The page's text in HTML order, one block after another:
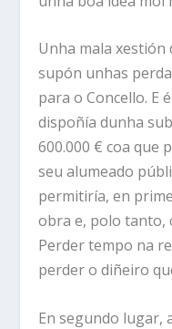
Unha mala
supón unhas
para o Concello. E
dispoñía dunha
600.000 € coa que
seu alumeado
permitiría, en
obra e, polo tanto,
Perder tempo na
perder o diñeiro
En segundo lugar,